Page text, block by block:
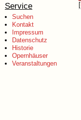
Service
Suchen
Kontakt
Impressum
Datenschutz
Historie
Opernhäuser
Veranstaltungen
[